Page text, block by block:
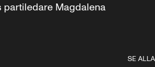
partiledare Magdalena
SE ALLA